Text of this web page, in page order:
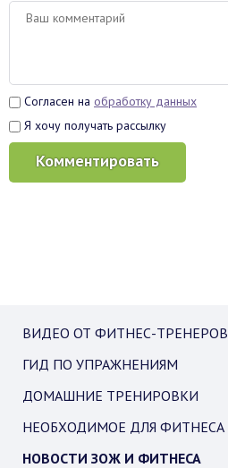
Согласен на обработку данных
Я хочу получать рассылку
Комментировать
ВИДЕО ОТ ФИТНЕС-ТРЕНЕРОВ
ГИД ПО УПРАЖНЕНИЯМ
ДОМАШНИЕ ТРЕНИРОВКИ
НЕОБХОДИМОЕ ДЛЯ ФИТНЕСА
НОВОСТИ ЗОЖ И ФИТНЕСА